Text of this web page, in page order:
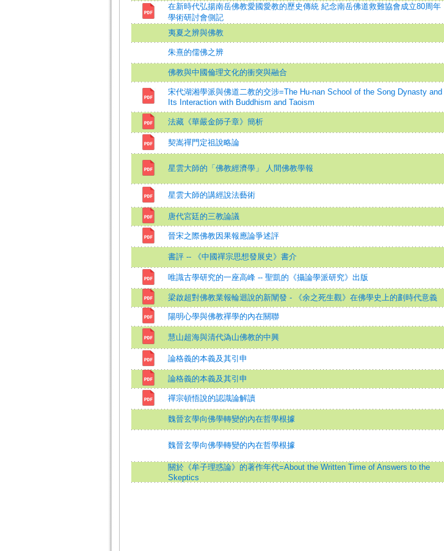
在新時代弘揚南岳佛教愛國愛教的歷史傳統 紀念南岳佛道救難協會成立80周年
學術研討會側記
夷夏之辨與佛教
朱熹的儒佛之辨
佛教與中國倫理文化的衝突與融合
宋代湖湘學派與佛道二教的交涉=The Hu-nan School of the Song Dynasty and
Its Interaction with Buddhism and Taoism
法藏《華嚴金師子章》簡析
契嵩禪門定祖說略論
星雲大師的「佛教經濟學」 人間佛教學報
星雲大師的講經說法藝術
唐代宮廷的三教論議
晉宋之際佛教因果報應論爭述評
書評 -- 《中國禪宗思想發展史》書介
唯識古學研究的一座高峰 -- 聖凱的《攝論學派研究》出版
梁啟超對佛教業報輪迴說的新闡發 - 《余之死生觀》在佛學史上的劃時代意義
陽明心學與佛教禪學的內在關聯
慧山超海與清代溈山佛教的中興
論格義的本義及其引申
論格義的本義及其引申
禪宗頓悟說的認識論解讀
魏晉玄學向佛學轉變的內在哲學根據
魏晉玄學向佛學轉變的內在哲學根據
關於《牟子理惑論》的著作年代=About the Written Time of Answers to the
Skeptics